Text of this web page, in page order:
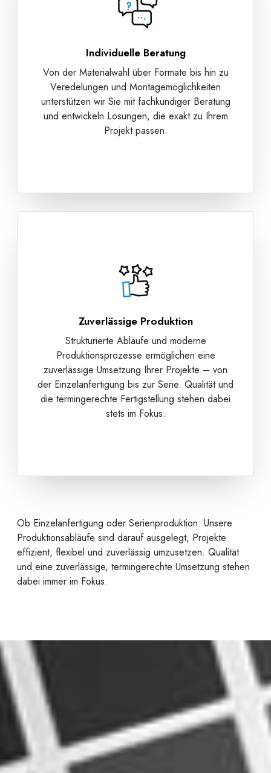
Individuelle Beratung
Von der Materialwahl über Formate bis hin zu
Veredelungen und Montagemöglichkeiten
unterstützen wir Sie mit fachkundiger Beratung
und entwickeln Lösungen, die exakt zu Ihrem
Projekt passen.
Zuverlässige Produktion
Strukturierte Abläufe und moderne
Produktionsprozesse ermöglichen eine
zuverlässige Umsetzung Ihrer Projekte – von
der Einzelanfertigung bis zur Serie. Qualität und
die termingerechte Fertigstellung stehen dabei
stets im Fokus.
Ob Einzelanfertigung oder Serienproduktion: Unsere
Produktionsabläufe sind darauf ausgelegt, Projekte
effizient, flexibel und zuverlässig umzusetzen. Qualität
und eine zuverlässige, termingerechte Umsetzung stehen
dabei immer im Fokus.